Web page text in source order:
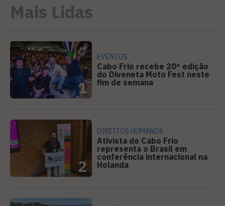
Mais Lidas
1
EVENTOS
Cabo Frio recebe 20ª edição
do Diveneta Moto Fest neste
fim de semana
2
DIREITOS HUMANOS
Ativista de Cabo Frio
representa o Brasil em
conferência internacional na
Holanda